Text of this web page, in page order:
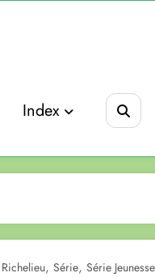
Index
Richelieu, Série, Série Jeunesse